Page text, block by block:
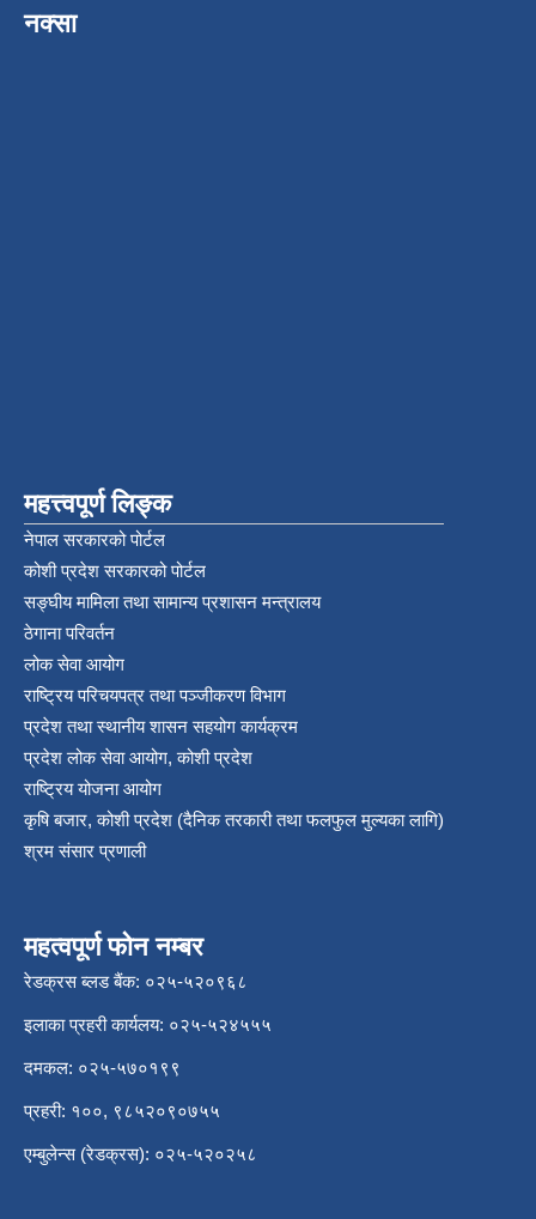
नक्सा
महत्त्वपूर्ण लिङ्क
नेपाल सरकारको पोर्टल
कोशी प्रदेश सरकारको पोर्टल
सङ्‍घीय मामिला तथा सामान्य प्रशासन मन्त्रालय
ठेगाना परिवर्तन
लोक सेवा आयोग
राष्ट्रिय परिचयपत्र तथा पञ्‍जीकरण विभाग
प्रदेश तथा स्थानीय शासन सहयोग कार्यक्रम
प्रदेश लोक सेवा आयोग, कोशी प्रदेश
राष्ट्रिय योजना आयोग
कृषि बजार, कोशी प्रदेश (दैनिक तरकारी तथा फलफुल मुल्यका लागि)
श्रम संसार प्रणाली
महत्वपूर्ण फोन नम्बर
रेडक्रस ब्लड बैंक: ०२५-५२०९६८
इलाका प्रहरी कार्यलय: ०२५-५२४५५५
दमकल: ०२५-५७०१९९
प्रहरी: १००, ९८५२०९०७५५
एम्बुलेन्स (रेडक्रस): ०२५-५२०२५८